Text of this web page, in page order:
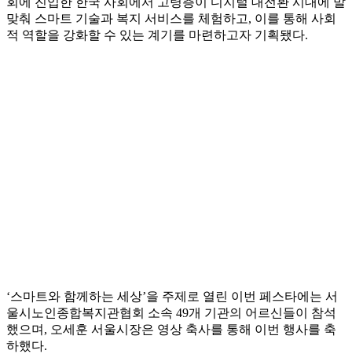
맞춰 스마트 기술과 복지 서비스를 체험하고, 이를 통해 사회
적 역할을 강화할 수 있는 계기를 마련하고자 기획됐다.
‘스마트와 함께하는 세상’을 주제로 열린 이번 페스타에는 서
울시노인종합복지관협회 소속 49개 기관의 어르신들이 참석
했으며, 오세훈 서울시장은 영상 축사를 통해 이번 행사를 축
하했다.